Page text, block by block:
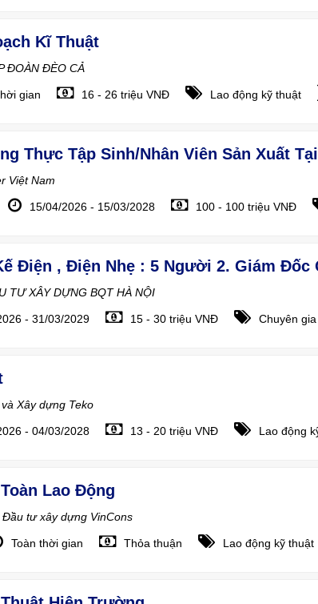
Kĩ Thuật
ĐOÀN ĐÈO CẢ
gian 16 - 26 triệu VNĐ Lao động kỹ thuật
Thực Tập Sinh/nhân Viên Sản Xuất
Việt Nam
15/04/2026 - 15/03/2028 100 - 100 triệu VNĐ
TƯ XÂY DỰNG BQT HÀ NỘI
- 31/03/2029 15 - 30 triệu VNĐ Chuyên gia
Xây dựng Teko
- 04/03/2028 13 - 20 triệu VNĐ Lao động
Lao Động
tư xây dựng VinCons
Toàn thời gian Thỏa thuận Lao động kỹ thuật